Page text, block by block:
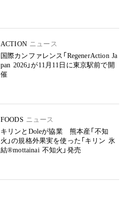
ACTION ニュース
国際カンファレンス「RegenerAction Ja
pan 2026」が11月11日に東京駅前で開
催
FOODS ニュース
キリンとDoleが協業 熊本産「不知
火」の規格外果実を使った「キリン 氷
結®mottainai 不知火」発売